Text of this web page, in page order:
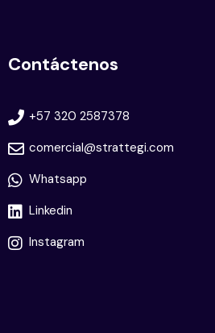
Contáctenos
+57 320 2587378
comercial@strattegi.com
Whatsapp
Linkedin
Instagram